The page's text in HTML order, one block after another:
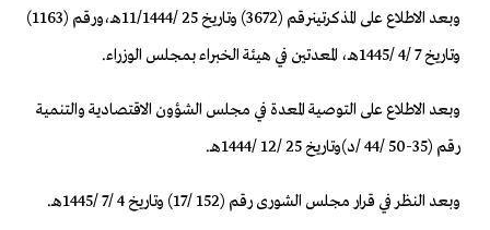
وبعد الاطلاع على المذكرتينرقم (3672
) وتاريخ25
/
11/1444هـ ،
ورقم (1163)
وتاريخ 7 /
4
/1445هـ، المعدتين في هيئة الخبراء بمجلس الوزراء.
وبعد الاطلاع على التوصية المعدة في مجلس الشؤون الاقتصادية والتنمية
رقم (35-50
/
44
/د)وتاريخ25
/
12
/1444هـ .
وبعد النظر في قرار مجلس الشورى رقم (152
/
17) وتاريخ4
/
7
/
1445 هـ.